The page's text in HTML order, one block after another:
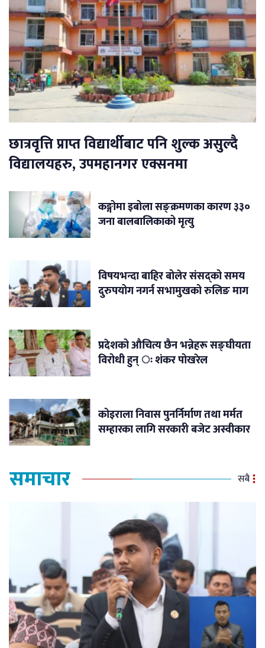
छात्रवृत्ति प्राप्त विद्यार्थीबाट पनि शुल्क असुल्दै
विद्यालयहरु, उपमहानगर एक्सनमा
कङ्गोमा इबोला सङ्क्रमणका कारण ३३०
जना बालबालिकाको मृत्यु
विषयभन्दा बाहिर बोलेर संसद्को समय
दुरुपयोग नगर्न सभामुखको रुलिङ माग
प्रदेशको औचित्य छैन भन्नेहरू सङ्घीयता
विरोधी हुन् ः शंकर पोखरेल
कोइराला निवास पुनर्निर्माण तथा मर्मत
सम्हारका लागि सरकारी बजेट अस्वीकार
समाचार सबै